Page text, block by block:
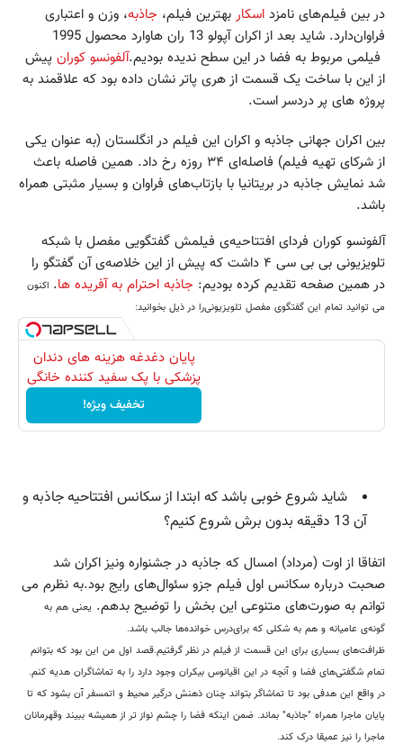
در بین فیلم‌های نامزد اسکار بهترین فیلم، جاذبه، وزن و اعتباری
فراوان‌دارد. شاید بعد از اکران آپولو 13 ران هاوارد محصول 1995
فیلمی مربوط به فضا در این سطح ندیده بودیم.آلفونسو کوران پیش
از این با ساخت یک قسمت از هری پاتر نشان داده بود که علاقمند به
پروژه های پر دردسر است.
بین اکران جهانی جاذبه و اکران این فیلم در انگلستان (به عنوان یکی
از شرکای تهیه فیلم) فاصله‌ای ۳۴ روزه رخ داد. همین فاصله باعث
شد نمایش جاذبه در بریتانیا با بازتاب‌های فراوان و بسیار مثبتی همراه
باشد.
آلفونسو کوران فردای افتتاحیه‌ی فیلمش گفتگویی مفصل با شبکه
تلویزیونی بی بی سی ۴ داشت که پیش از این خلاصه‌ی آن گفتگو را
در همین صفحه تقدیم کرده بودیم: جاذبه احترام به آفریده ها. اکنون
می توانید تمام این گفتگوی مفصل تلویزیونی‌را در ذیل بخوانید:
پایان دغدغه هزینه های دندان
پزشکی با پک سفید کننده خانگی
تخفیف ویژه!
شاید شروع خوبی باشد که ابتدا از سکانس افتتاحیه جاذبه و
آن 13 دقیقه بدون برش شروع کنیم؟
اتفاقا از اوت (مرداد) امسال که جاذبه در جشنواره ونیز اکران شد
صحبت درباره سکانس اول فیلم جزو سئوال‌های رایج بود.به نظرم می
توانم به صورت‌های متنوعی این بخش را توضیح بدهم. یعنی هم به
گونه‌ی عامیانه و هم به شکلی که برای‌درس خوانده‌ها جالب باشد.
ظرافت‌های بسیاری برای این قسمت از فیلم در نظر گرفتیم.قصد اول من این بود که بتوانم
تمام شگفتی‌های فضا و آنچه در این اقیانوس بیکران وجود دارد را به تماشاگران هدیه کنم.
در واقع این هدفی بود تا تماشاگر بتواند چنان ذهنش درگیر محیط و اتمسفر آن بشود که تا
پایان ماجرا همراه "جاذبه" بماند. ضمن اینکه فضا را چشم نواز تر از همیشه ببیند وقهرمانان
ماجرا را نیز عمیقا درک کند.